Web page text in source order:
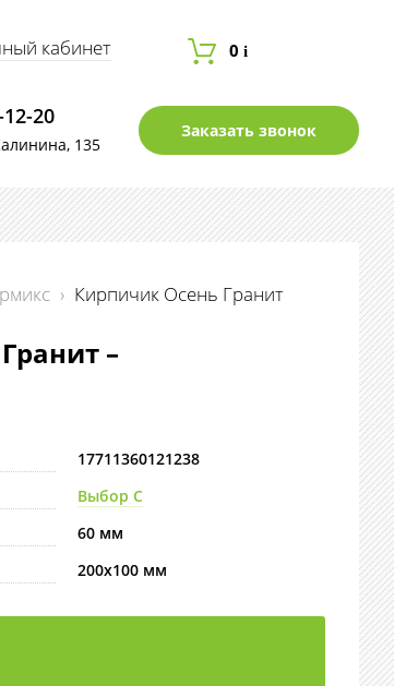
кабинет 0i
20
135
Заказать звонок
› Кирпичик Осень Гранит
–
17711360121238
Выбор С
60 мм
200х100 мм